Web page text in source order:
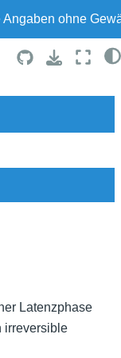
ohne
Latenzphase
irreversible